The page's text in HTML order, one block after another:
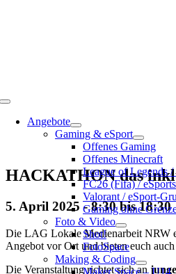
Toggle
NavigationAngebote
Gaming & eSport
Offenes Gaming
Offenes Minecraft
League of Legends
FC26 (Fifa) /
Valorant / eSport-
Gaming ohne
Foto & Video
Shot!
FotoSpace
Making & Coding
Maker Space – U14
HACKATHON das
5. April 2025 - 8:30bis18:30
Die LAG Lokale Medienarbeit NRW
Angebot vor Ort und bieten euch
Die Veranstaltung richtet sich an